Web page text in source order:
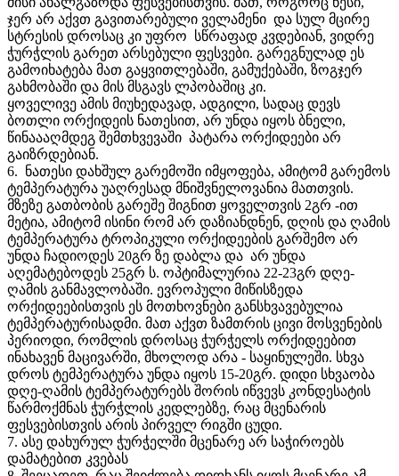
ჯერ არ აქვთ გავითარებული ველამენი და სულ მცირე
სტრესის დროსაც კი უფრო სწრაფად კვდებიან, ვიდრე
ჭურჭლის გარეთ არსებული ფესვები. გარეგნულად ეს
გამოიხატება მათ გაყვითლებაში, გამუქებაში, ზოგჯერ
გახმობაში და მის მსგავს ლპობაშიც კი.
ყოველივე ამის მიუხედავად, ადგილი, სადაც დევს
ბოთლი ორქიდეის ნათესით, არ უნდა იყოს ბნელი,
წინაააღმდეგ შემთხვევაში პატარა ორქიდეები არ
გაიზრდებიან.
6. ნათესი დახშულ გარემოში იმყოფება, ამიტომ გარემოს
ტემპერატურა უაღრესად მნიშვნელოვანია მათთვის.
მზეზე გათბობის გარეშე შიგნით ყოველთვის 2გრ -ით
მეტია, ამიტომ ისინი რომ არ დაზიანდნენ, დღის და ღამის
ტემპერატურა ტროპიკული ორქიდეების გარშემო არ
უნდა ჩადიოდეს 20გრ ზე დაბლა და არ უნდა
აღემატებოდეს 25გრ ს. ოპტიმალურია 22-23გრ დღე-
ღამის განმავლობაში. ევროპული მიწისზედა
ორქიდეებისთვის ეს მოთხოვნები განსხვავებულია
ტემპერატურისადმი. მათ აქვთ ზამთრის ცივი მოსვენების
პერიოდი, რომლის დროსაც ჭურჭელს ორქიდეებით
ინახავენ მაცივარში, მხოლოდ არა - საყინულეში. სხვა
დროს ტემპერატურა უნდა იყოს 15-20გრ. დიდი სხვაობა
დღე-ღამის ტემპერატურებს შორის იწვევს კონდესატის
წარმოქმნას ჭურჭლის კედლებზე, რაც მცენარის
ფესვებისთვის არის პირველ რიგში ცუდი.
7. ასე დახურულ ჭურჭელში მცენარე არ საჭიროებს
დამატებით კვებას